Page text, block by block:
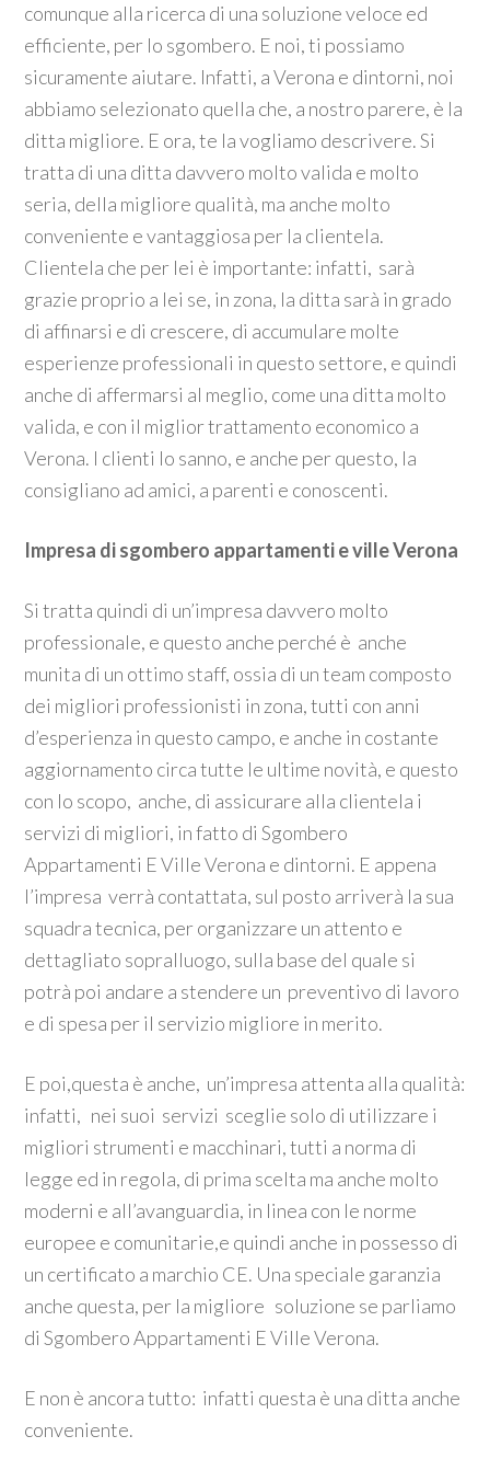
comunque alla ricerca di una soluzione veloce ed
efficiente, per lo sgombero. E noi, ti possiamo
sicuramente aiutare. Infatti, a Verona e dintorni, noi
abbiamo selezionato quella che, a nostro parere, è la
ditta migliore. E ora, te la vogliamo descrivere. Si
tratta di una ditta davvero molto valida e molto
seria, della migliore qualità, ma anche molto
conveniente e vantaggiosa per la clientela.
Clientela che per lei è importante: infatti, sarà
grazie proprio a lei se, in zona, la ditta sarà in grado
di affinarsi e di crescere, di accumulare molte
esperienze professionali in questo settore, e quindi
anche di affermarsi al meglio, come una ditta molto
valida, e con il miglior trattamento economico a
Verona. I clienti lo sanno, e anche per questo, la
consigliano ad amici, a parenti e conoscenti.
Impresa di sgombero appartamenti e ville Verona
Si tratta quindi di un’impresa davvero molto
professionale, e questo anche perché è anche
munita di un ottimo staff, ossia di un team composto
dei migliori professionisti in zona, tutti con anni
d’esperienza in questo campo, e anche in costante
aggiornamento circa tutte le ultime novità, e questo
con lo scopo, anche, di assicurare alla clientela i
servizi di migliori, in fatto di Sgombero
Appartamenti E Ville Verona e dintorni. E appena
l’impresa verrà contattata, sul posto arriverà la sua
squadra tecnica, per organizzare un attento e
dettagliato sopralluogo, sulla base del quale si
potrà poi andare a stendere un preventivo di lavoro
e di spesa per il servizio migliore in merito.
E poi,questa è anche, un’impresa attenta alla qualità:
infatti, nei suoi servizi sceglie solo di utilizzare i
migliori strumenti e macchinari, tutti a norma di
legge ed in regola, di prima scelta ma anche molto
moderni e all’avanguardia, in linea con le norme
europee e comunitarie,e quindi anche in possesso di
un certificato a marchio CE. Una speciale garanzia
anche questa, per la migliore soluzione se parliamo
di Sgombero Appartamenti E Ville Verona.
E non è ancora tutto: infatti questa è una ditta anche
conveniente.